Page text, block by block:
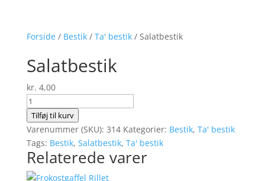
Forside/ Bestik/ Ta' bestik/ Salatbestik
Salatbestik
kr. 4,00
Salatbestik
antal
Tilføj til kurv
Varenummer (SKU): 314 Kategorier: Bestik, Ta' bestik
Tags: Bestik, Salatbestik, Ta' bestik
Relaterede varer